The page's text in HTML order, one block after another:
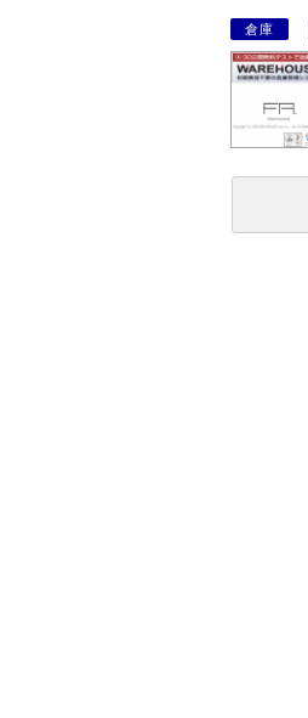
倉庫